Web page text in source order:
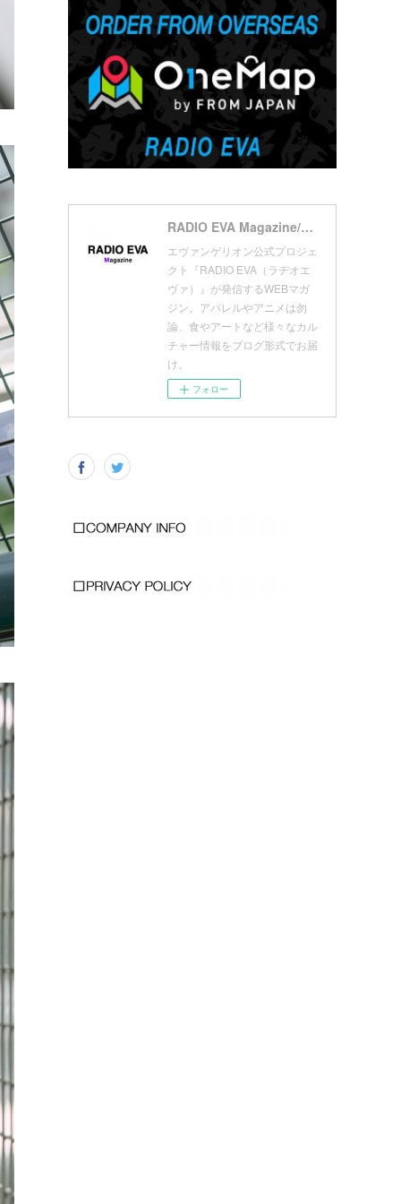
(7)
(10 )
(5)
(11)
9
(18)
(17 )
(13
(16)
RADIO EVA Magazine/ラヂオエヴァ マガジン
エヴァンゲリオン公式プロジェ
クト『RADIO EVA（ラヂオエ
ヴァ）』が発信するWEBマガ
ジン。アパレルやアニメは勿
論、食やアートなど様々なカル
チャー情報をブログ形式でお届
け。
フォロー